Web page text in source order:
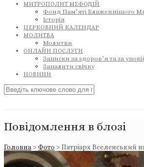
МИТРОПОЛИТ МЕФОДІЙ
Фонд Пам’яті Блаженнішого
Історія
ЦЕРКОВНИЙ КАЛЕНДАР
МОЛИТВА
Молитви
ОНЛАЙН ПОСЛУГИ
Записки за здоров’я та за
Запалити свічку
НОВИНИ
Повідомлення в блозі
Головна > Фото > Патріарх Вселенський